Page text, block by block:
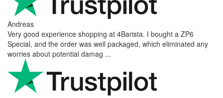
Ahmed Sherif
Excellent coffee grinder! The shipping was surprisingly fast, even
though I’m in Greece and the store is based in Romania/Austria.
The grinder feels ...
Danilo
Super schnelle Lieferung und tolles Produkt